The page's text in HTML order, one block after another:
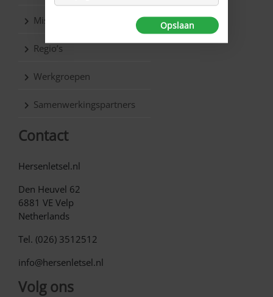
Missie & Visie
Regio’s
Werkgroepen
Samenwerkingspartners
Contact
Hersenletsel.nl
Den Heuvel 62
6881 VE Velp
Netherlands
Tel. (026) 3512512
info@hersenletsel.nl
Volg ons
Opslaan